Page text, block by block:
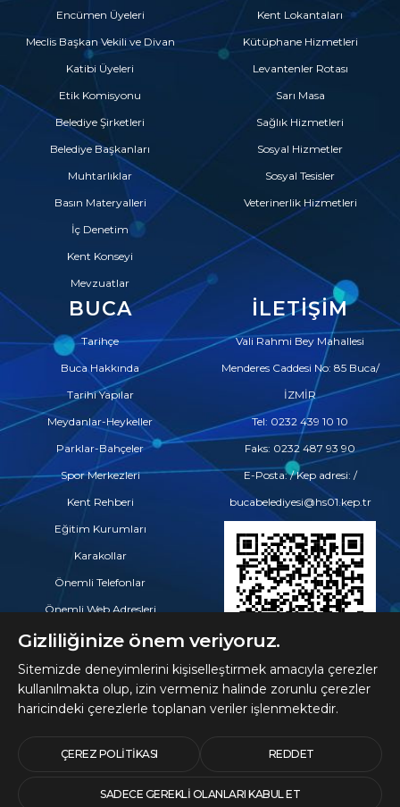
Encümen Üyeleri
Meclis Başkan Vekili ve Divan
Katibi Üyeleri
Etik Komisyonu
Belediye Şirketleri
Belediye Başkanları
Muhtarlıklar
Basın Materyalleri
İç Denetim
Kent Konseyi
Mevzuatlar
Kent Lokantaları
Kütüphane Hizmetleri
Levantenler Rotası
Sarı Masa
Sağlık Hizmetleri
Sosyal Hizmetler
Sosyal Tesisler
Veterinerlik Hizmetleri
BUCA
Tarihçe
Buca Hakkında
Tarihi Yapılar
Meydanlar-Heykeller
Parklar-Bahçeler
Spor Merkezleri
Kent Rehberi
Eğitim Kurumları
Karakollar
Önemli Telefonlar
Önemli Web Adresleri
Eczaneler
Hastaneler ve Tıp Merkezleri
İLETIŞIM
Vali Rahmi Bey Mahallesi
Menderes Caddesi No: 85 Buca/
İZMİR
Tel: 0232 439 10 10
Faks: 0232 487 93 90
E-Posta: / Kep adresi: /
bucabelediyesi@hs01.kep.tr
Gizliliğinize önem veriyoruz.
Sitemizde deneyimlerini kişiselleştirmek amacıyla çerezler
kullanılmakta olup, izin vermeniz halinde zorunlu çerezler
haricindeki çerezlerle toplanan veriler işlenmektedir.
ÇEREZ POLITIKASI REDDET
SADECE GEREKLI OLANLARI KABUL ET